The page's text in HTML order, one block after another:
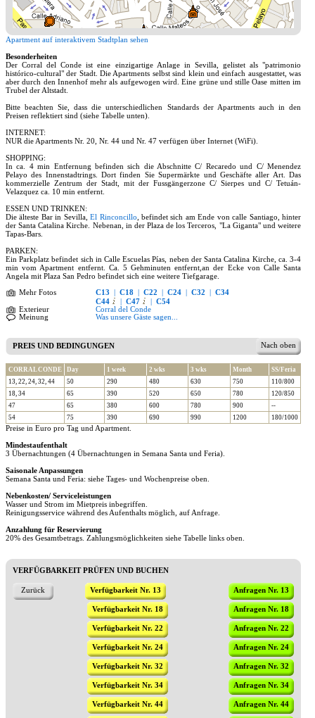
Apartment auf interaktivem Stadtplan sehen
Besonderheiten
Der Corral del Conde ist eine einzigartige Anlage in Sevilla, gelistet als "patrimonio
histórico-cultural" der Stadt. Die Apartments selbst sind klein und einfach ausgestattet, was
aber durch den Innenhof mehr als aufgewogen wird. Eine grüne und stille Oase mitten im
Trubel der Altstadt.
Bitte beachten Sie, dass die unterschiedlichen Standards der Apartments auch in den
Preisen reflektiert sind (siehe Tabelle unten).
INTERNET:
NUR die Apartments Nr. 20, Nr. 44 und Nr. 47 verfügen über Internet (WiFi).
SHOPPING:
In ca. 4 min Entfernung befinden sich die Abschnitte C/ Recaredo und C/ Menendez
Pelayo des Innenstadtrings. Dort finden Sie Supermärkte und Geschäfte aller Art. Das
kommerzielle Zentrum der Stadt, mit der Fussgängerzone C/ Sierpes und C/ Tetuán-
Velazquez ca. 10 min entfernt.
ESSEN UND TRINKEN:
Die älteste Bar in Sevilla,El Rinconcillo , befindet sich am Ende von calle Santiago, hinter
der Santa Catalina Kirche. Nebenan, in der Plaza de los Terceros, "La Giganta" und weitere
Tapas-Bars.
PARKEN:
Ein Parkplatz befindet sich in Calle Escuelas Pías, neben der Santa Catalina Kirche, ca. 3-4
min vom Apartment entfernt. Ca. 5 Gehminuten entfernt,an der Ecke von Calle Santa
Angela mit Plaza San Pedro befindet sich eine weitere Tiefgarage.
Mehr Fotos C13 C18 C22 C24 C32
C34
C44
C47
C54
Exterieur
Corral del Conde
Meinung
Was unsere Gäste sagen...
Nach oben
PREIS UND BEDINGUNGEN
CORRAL CONDE Day 1 week 2 wks 3 wks Month
SS/Feria
13, 22, 24, 32, 44
50 290 480 630 750
110/800
18, 34
65 390 520 650 780
120/850
47
65 380 600 780 900
--
54
75 390 690 990 1200 180/1000
Preise in Euro pro Tag und Apartment.
Mindestaufenthalt
3 Übernachtungen (4 Übernachtungen in Semana Santa und Feria).
Saisonale Anpassungen
Semana Santa und Feria: siehe Tages- und Wochenpreise oben.
Nebenkosten/ Serviceleistungen
Wasser und Strom im Mietpreis inbegriffen.
Reinigungsservice während des Aufenthalts möglich, auf Anfrage.
Anzahlung für Reservierung
20% des Gesamtbetrags. Zahlungsmöglichkeiten siehe Tabelle links oben.
VERFÜGBARKEIT PRÜFEN UND BUCHEN
Zurück Verfügbarkeit Nr. 13 Anfragen Nr. 13
Verfügbarkeit Nr. 18 Anfragen Nr. 18
Verfügbarkeit Nr. 22 Anfragen Nr. 22
Verfügbarkeit Nr. 24 Anfragen Nr. 24
Verfügbarkeit Nr. 32 Anfragen Nr. 32
Verfügbarkeit Nr. 34 Anfragen Nr. 34
Verfügbarkeit Nr. 44 Anfragen Nr. 44